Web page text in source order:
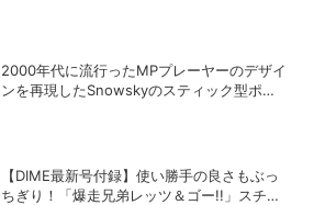
2000年代に流行ったMPプレーヤーのデザイ
ンを再現したSnowskyのスティック型ポー
【DIME最新号付録】使い勝手の良さもぶっ
ちぎり！「爆走兄弟レッツ＆ゴー!!」スチー